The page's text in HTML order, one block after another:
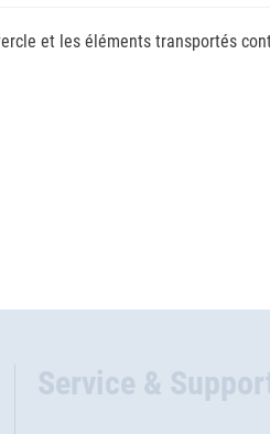
et les éléments transportés
Service &